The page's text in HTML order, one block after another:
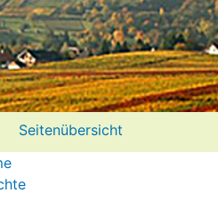
Seitenübersicht